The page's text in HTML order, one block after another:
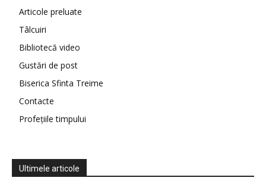
Articole preluate
Tâlcuiri
Bibliotecă video
Gustări de post
Biserica Sfinta Treime
Contacte
Profețiile timpului
Ultimele articole